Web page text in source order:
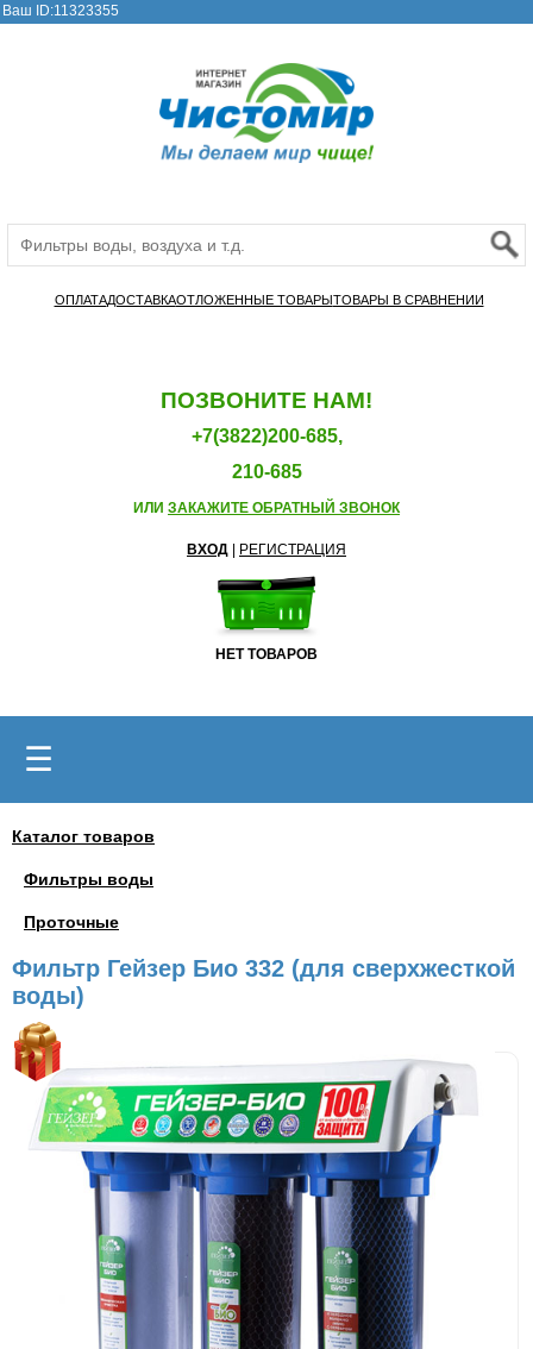
Ваш ID:11323355
ОПЛАТАДОСТАВКАОТЛОЖЕННЫЕ ТОВАРЫТОВАРЫ В СРАВНЕНИИ
ПОЗВОНИТЕ НАМ!
+7(3822)200-685,
210-685
ИЛИ ЗАКАЖИТЕ ОБРАТНЫЙ ЗВОНОК
ВХОД РЕГИСТРАЦИЯ
НЕТ ТОВАРОВ
☰
Каталог товаров
Фильтры воды
Проточные
Фильтр Гейзер Био 332 (для сверхжесткой
воды)